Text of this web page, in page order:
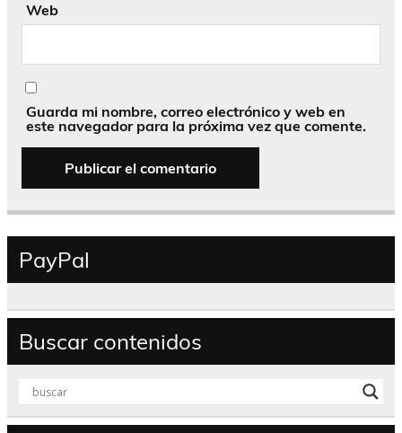
Web
Guarda mi nombre, correo electrónico y web en
este navegador para la próxima vez que comente.
PayPal
Buscar contenidos